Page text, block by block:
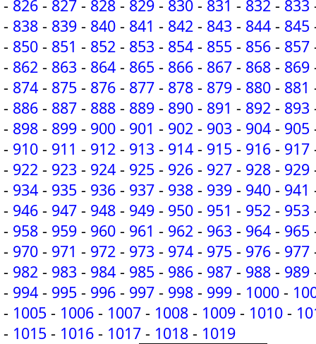
- 826 - 827 - 828 - 829 - 830 - 831 - 832 - 833
- 838 - 839 - 840 - 841 - 842 - 843 - 844 - 845
- 850 - 851 - 852 - 853 - 854 - 855 - 856 - 857
- 862 - 863 - 864 - 865 - 866 - 867 - 868 - 869
- 874 - 875 - 876 - 877 - 878 - 879 - 880 - 881
- 886 - 887 - 888 - 889 - 890 - 891 - 892 - 893
- 898 - 899 - 900 - 901 - 902 - 903 - 904 - 905
- 910 - 911 - 912 - 913 - 914 - 915 - 916 - 917
- 922 - 923 - 924 - 925 - 926 - 927 - 928 - 929
- 934 - 935 - 936 - 937 - 938 - 939 - 940 - 941
- 946 - 947 - 948 - 949 - 950 - 951 - 952 - 953
- 958 - 959 - 960 - 961 - 962 - 963 - 964 - 965
- 970 - 971 - 972 - 973 - 974 - 975 - 976 - 977
- 982 - 983 - 984 - 985 - 986 - 987 - 988 - 989
- 994 - 995 - 996 - 997 - 998 - 999 - 1000 -
- 1005 - 1006 - 1007 - 1008 - 1009 - 1010 -
- 1015 - 1016 - 1017 - 1018 - 1019